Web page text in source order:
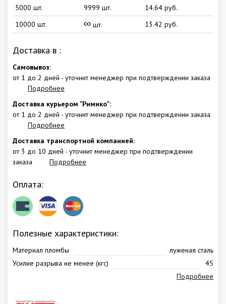
5000 шт.
9999 шт.
14.64 руб.
10000 шт.
∞ шт. 13.42 руб.
Доставка в :
Самовывоз:
от 1 до 2 дней - уточнит менеджер при подтверждении заказа
Подробнее
Доставка курьером "Римико":
от 1 до 2 дней - уточнит менеджер при подтверждении заказа
Подробнее
Доставка транспортной компанией:
от 3 до 10 дней - уточнит менеджер при подтверждении
заказа
Подробнее
Оплата:
Полезные характеристики:
Материал пломбы
луженая сталь
Усилие разрыва не менее (кгс)
45
Подробнее